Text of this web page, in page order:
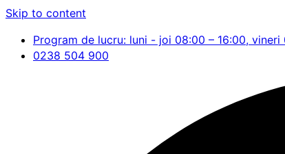
Skip to content
Program de lucru: luni - joi 08:00 – 16:00, vineri
0238 504 900